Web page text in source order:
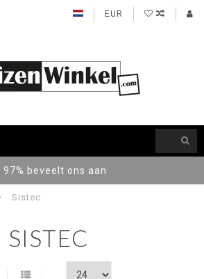
EUR
97% beveelt ons aan
Sistec
SISTEC